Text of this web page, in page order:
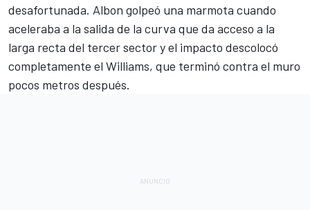
desafortunada. Albon golpeó una marmota cuando
aceleraba a la salida de la curva que da acceso a la
larga recta del tercer sector y el impacto descolocó
completamente el Williams, que terminó contra el muro
pocos metros después.